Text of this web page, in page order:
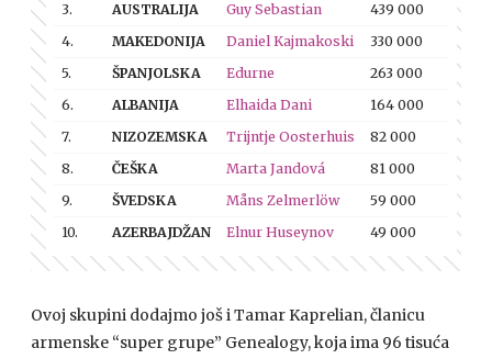
3.
AUSTRALIJA Guy Sebastian
439 000
4.
MAKEDONIJA Daniel Kajmakoski
330 000
5.
ŠPANJOLSKA Edurne
263 000
6.
ALBANIJA Elhaida Dani
164 000
7.
NIZOZEMSKA Trijntje Oosterhuis
82 000
8.
ČEŠKA Marta Jandová
81 000
9.
ŠVEDSKA Måns Zelmerlöw
59 000
10.
AZERBAJDŽAN Elnur Huseynov 49 000
Ovoj skupini dodajmo još i Tamar Kaprelian, članicu
armenske “super grupe” Genealogy, koja ima 96 tisuća